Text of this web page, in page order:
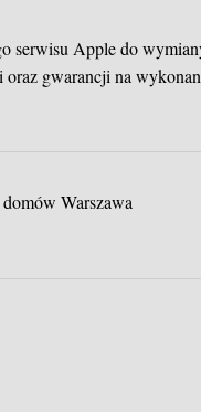
serwisu Apple do
gwarancji na
Warszawa